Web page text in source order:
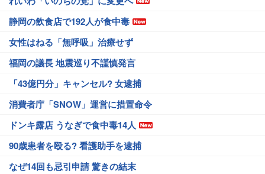
静岡の飲食店で192人が食中毒
女性はねる「無呼吸」治療せず
福岡の議長 地震巡り不謹慎発言
「43億円分」キャンセル? 女逮捕
消費者庁「SNOW」運営に措置命令
ドンキ露店 うなぎで食中毒14人
90歳患者を殴る? 看護助手を逮捕
なぜ14回も忌引申請 驚きの結末